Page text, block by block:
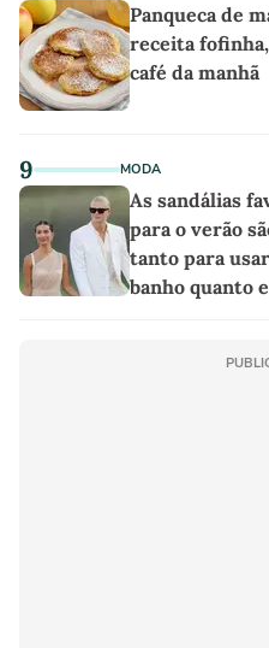
Panqueca de
receita
café da manhã
9 MODA
As sandálias
para o verão
tanto para
banho quanto